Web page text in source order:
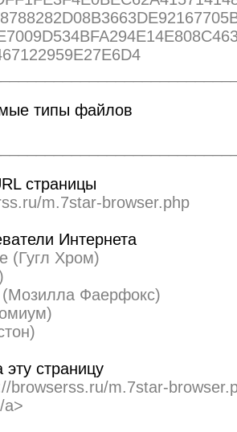
типы файлов
страницы
m.7star-browser.php
Интернета
(Гугл Хром)
(Мозилла Фаерфокс)
страницу
browserss.ru/m.7star-
a>